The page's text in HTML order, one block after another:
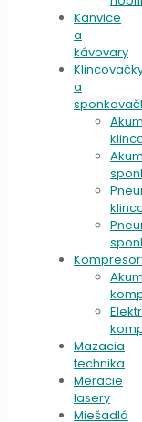
Kanvice
a
kávovary
a
Mazacia
technika
Meracie
lasery
Miešadlá